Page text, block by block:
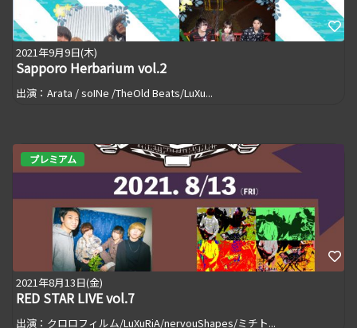
2021年9月9日(木)
Sapporo Herbarium vol.2
出演：Arata / soINe /TheOld Beats/LuXu...
プレミアム
2021年8月13日(金)
RED STAR LIVE vol.7
出演：クロロフィルム/LuXuRiA/nervouShapes/ミチト...